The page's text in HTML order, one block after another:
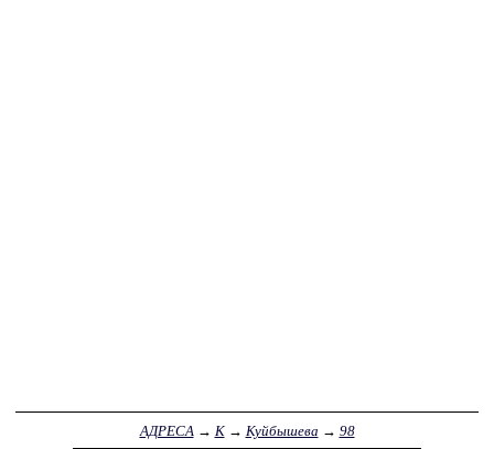
АДРЕСА → К→ Куйбышева → 98